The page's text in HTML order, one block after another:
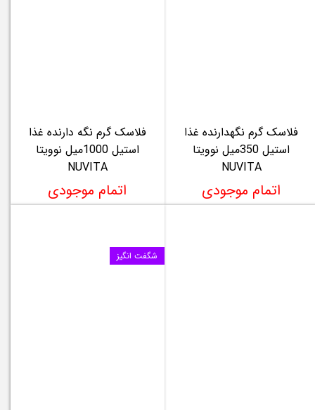
فلاسک گرم نگهدارنده غذا
استیل 350میل نوویتا
NUVITA
اتمام موجودی
فلاسک گرم نگه دارنده غذا
استیل 1000میل نوویتا
NUVITA
اتمام موجودی
شگفت انگیز